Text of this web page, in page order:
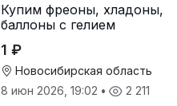
Купим фреоны, хладоны,
баллоны с гелием
1 ₽
Новосибирская область
8 июн 2026, 19:02 • 2 211